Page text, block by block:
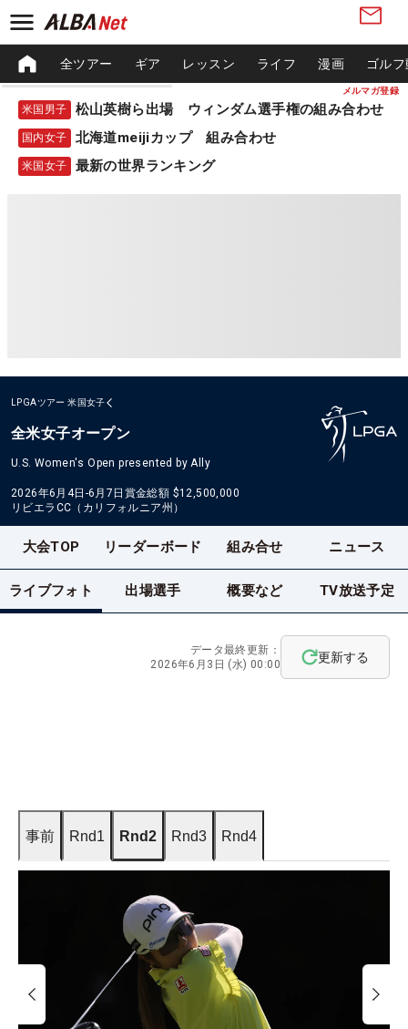
メルマガ登録
全ツアー ギア レッスン ライフ 漫画 ゴル
米国男子 松山英樹ら出場 ウィンダム選手権の組み合わせ
国内女子 北海道meijiカップ 組み合わせ
米国女子 最新の世界ランキング
LPGAツアー 米国女子
全米女子オープン
U.S. Women's Open presented by Ally
2026年6月4日-6月7日 賞金総額 $12,500,000
リビエラCC（カリフォルニア州）
大会TOP リーダーボード 組み合せ ニュース
ライブフォト 出場選手 概要など TV放送予定
データ最終更新：
2026年6月3日 (水) 00:00
更新する
事前 Rnd1 Rnd2 Rnd3 Rnd4